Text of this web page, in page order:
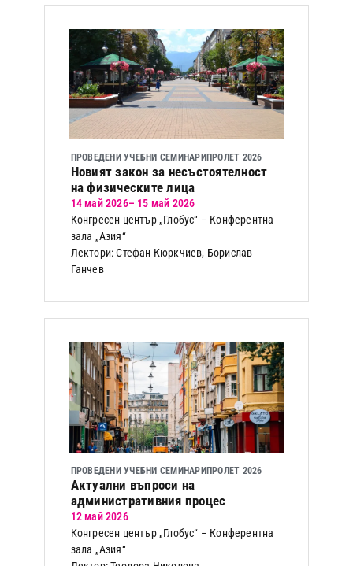
ПРОВЕДЕНИ УЧЕБНИ СЕМИНАРИПРОЛЕТ 2026
Новият закон за несъстоятелност
на физическите лица
14 май 2026– 15 май 2026
Конгресен център „Глобус“ – Конферентна
зала „Азия“
Лектори: Стефан Кюркчиев, Борислав
Ганчев
ПРОВЕДЕНИ УЧЕБНИ СЕМИНАРИПРОЛЕТ 2026
Актуални въпроси на
административния процес
12 май 2026
Конгресен център „Глобус“ – Конферентна
зала „Азия“